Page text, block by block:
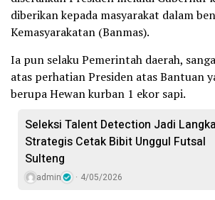
diberikan kepada masyarakat dalam
Kemasyarakatan (Banmas).
Ia pun selaku Pemerintah daerah,
atas perhatian Presiden atas Bantuan
berupa Hewan kurban 1 ekor sapi.
Seleksi Talent Detection Jadi
Strategis Cetak Bibit Unggul Futsal
Sulteng
admin 4/05/2026